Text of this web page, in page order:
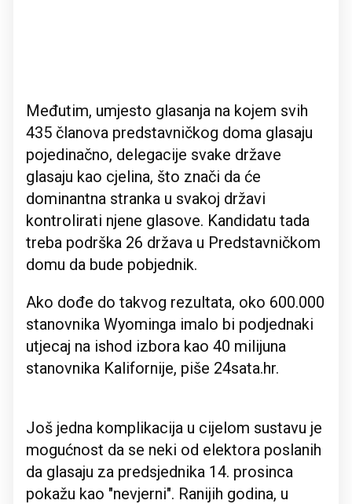
Međutim, umjesto glasanja na kojem svih
435 članova predstavničkog doma glasaju
pojedinačno, delegacije svake države
glasaju kao cjelina, što znači da će
dominantna stranka u svakoj državi
kontrolirati njene glasove. Kandidatu tada
treba podrška 26 država u Predstavničkom
domu da bude pobjednik.
Ako dođe do takvog rezultata, oko 600.000
stanovnika Wyominga imalo bi podjednaki
utjecaj na ishod izbora kao 40 milijuna
stanovnika Kalifornije, piše 24sata.hr.
Još jedna komplikacija u cijelom sustavu je
mogućnost da se neki od elektora poslanih
da glasaju za predsjednika 14. prosinca
pokažu kao "nevjerni". Ranijih godina, u